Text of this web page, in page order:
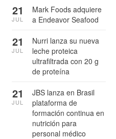
Mark Foods adquiere
a Endeavor Seafood
21
JUL
Nurri lanza su nueva
leche proteica
ultrafiltrada con 20 g
de proteína
21
JUL
JBS lanza en Brasil
plataforma de
formación continua en
nutrición para
personal médico
21
JUL